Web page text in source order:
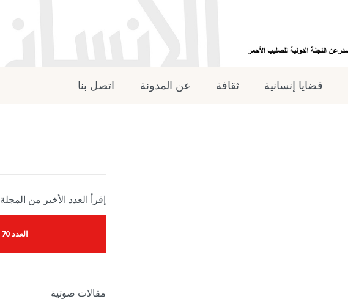
قضايا إنسانية ثقافة عن المدونة اتصل بنا
إقرأ العدد الأخير من المجلة
العدد 70 من "الإنساني"
مقالات صوتية